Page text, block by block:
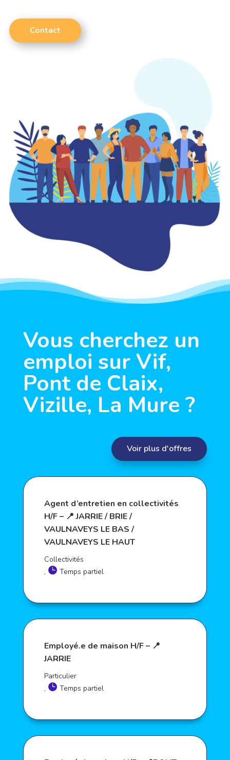
Contact
Vous cherchez un
emploi sur Vif,
Pont de Claix,
Vizille, La Mure ?
Voir plus d'offres
Agent d’entretien en collectivités
H/F – 📍 JARRIE / BRIE /
VAULNAVEYS LE BAS /
VAULNAVEYS LE HAUT
Collectivités
,
Temps partiel
Employé.e de maison H/F – 📍
JARRIE
Particulier
,
Temps partiel